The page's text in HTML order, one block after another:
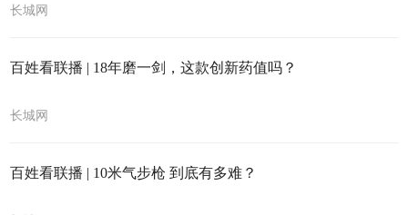
长城网
百姓看联播 | 18年磨一剑，这款创新药值吗？
长城网
百姓看联播 | 10米气步枪 到底有多难？